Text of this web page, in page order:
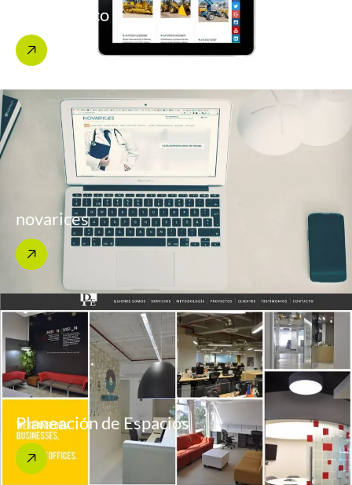
Lyon México
novarices
Planeación de Espacios